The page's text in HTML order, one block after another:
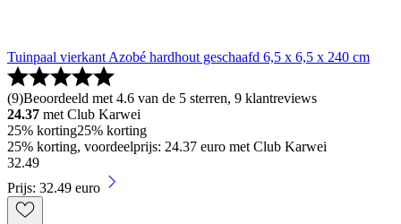
Tuinpaal vierkant Azobé hardhout geschaafd 6,5 x 6,5 x 240 cm
(9)Beoordeeld met 4.6 van de 5 sterren, 9 klantreviews
24.37 met Club Karwei
25% korting25% korting
25% korting, voordeelprijs: 24.37 euro met Club Karwei
32.49
Prijs: 32.49 euro